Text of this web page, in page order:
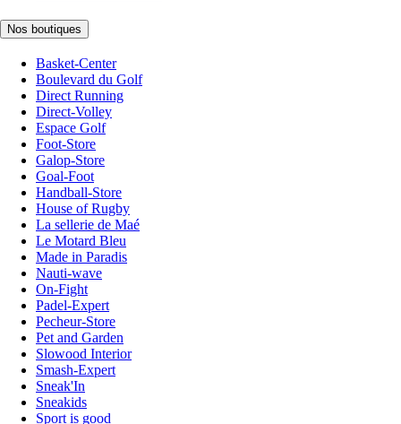
Nos boutiques
Basket-Center
Boulevard du Golf
Direct Running
Direct-Volley
Espace Golf
Foot-Store
Galop-Store
Goal-Foot
Handball-Store
House of Rugby
La sellerie de Maé
Le Motard Bleu
Made in Paradis
Nauti-wave
On-Fight
Padel-Expert
Pecheur-Store
Pet and Garden
Slowood Interior
Smash-Expert
Sneak'In
Sneakids
Sport is good